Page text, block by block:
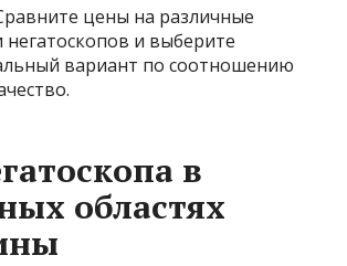
цены на различные
негатоскопов и выберите
вариант по соотношению
в
областях